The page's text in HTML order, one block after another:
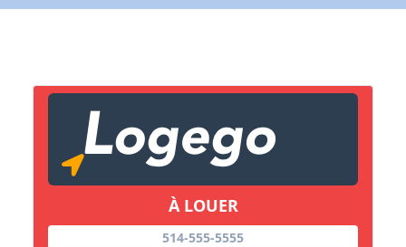
À LOUER
514-555-5555
Copier lien
X Fermer Envoyez